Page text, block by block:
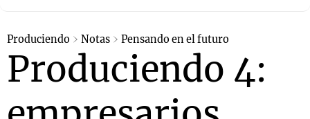
Produciendo Notas Pensando en el futuro
Produciendo 4: